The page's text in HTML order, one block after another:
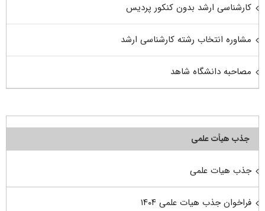
کارشناسی ارشد بدون کنکور پردیس
مشاوره انتخاب رشته کارشناسی ارشد
مصاحبه دانشگاه شاهد
جذب هیأت علمی
جذب هیات علمی
فراخوان جذب هیات علمی ۱۴۰۴